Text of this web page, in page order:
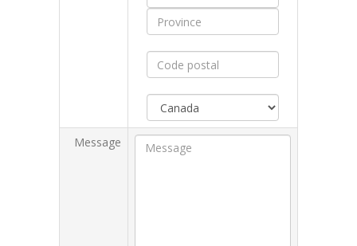
Message